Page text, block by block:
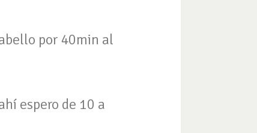
por 40min al
espero de 10 a